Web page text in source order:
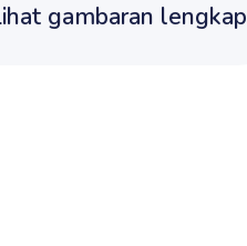
gambaran lengkap